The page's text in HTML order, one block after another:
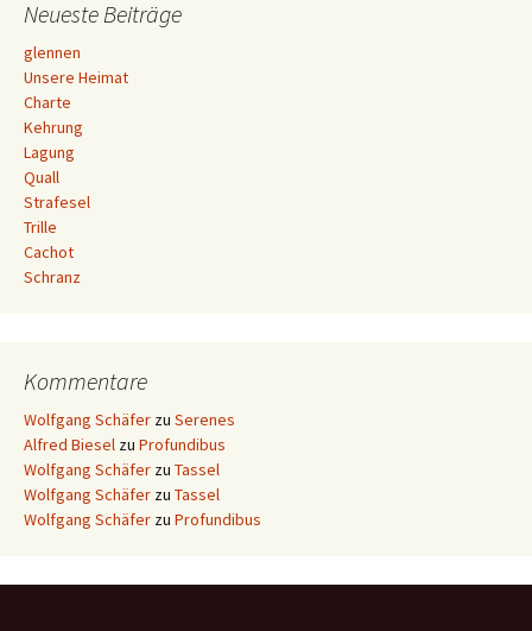
Neueste Beiträge
glennen
Unsere Heimat
Charte
Kehrung
Lagung
Quall
Strafesel
Trille
Cachot
Schranz
Kommentare
Wolfgang Schäfer zu Serenes
Alfred Biesel zu Profundibus
Wolfgang Schäfer zu Tassel
Wolfgang Schäfer zu Tassel
Wolfgang Schäfer zu Profundibus